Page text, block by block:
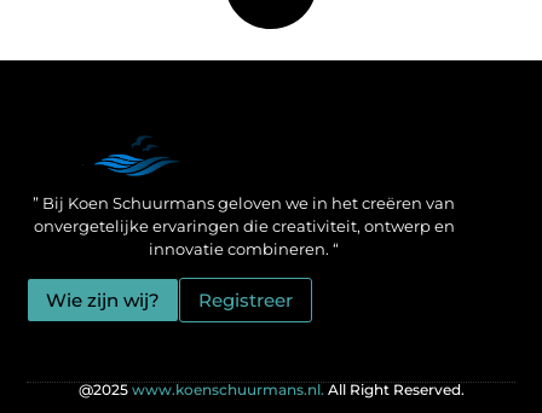
” Bij Koen Schuurmans geloven we in het creëren van
onvergetelijke ervaringen die creativiteit, ontwerp en
innovatie combineren. “
Wie zijn wij? Registreer
@2025www.koenschuurmans.nl.All Right Reserved.